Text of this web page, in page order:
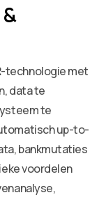
technologie met
data te
te
up-to-
bankmutaties
voordelen